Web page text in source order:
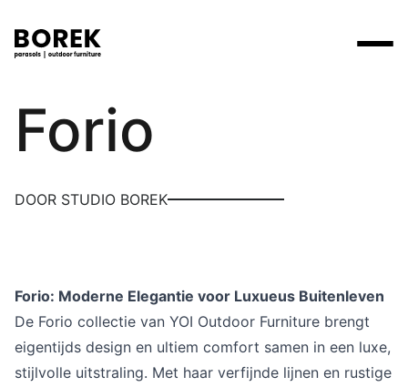
Producten
Parasols
Stoelen
Ligbedden
Collecties
Merken
Yoi
VerkooppuntenVerkooppunten zoeken
Designers
Zoek
Yoi
Forio
DOOR STUDIO BOREK
Forio: Moderne Elegantie voor Luxueus Buitenleven
De Forio collectie van YOI Outdoor Furniture brengt
eigentijds design en ultiem comfort samen in een luxe,
stijlvolle uitstraling. Met haar verfijnde lijnen en rustige